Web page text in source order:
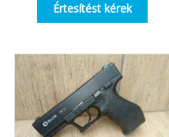
Értesítést kérek